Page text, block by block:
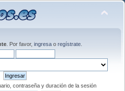
. Por favor, ingresao regístrate.
contraseña y duración de la sesión